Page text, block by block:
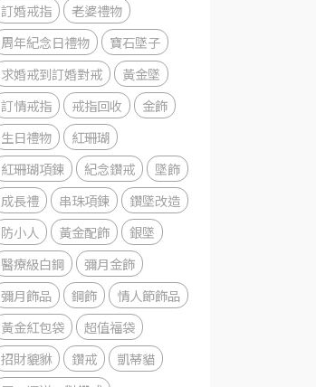
訂婚戒指
老婆禮物
周年紀念日禮物
寶石墜子
求婚戒到訂婚對戒
黃金墜
訂情戒指
戒指回收
金飾
生日禮物
紅珊瑚
紅珊瑚項鍊
紀念鑽戒
墜飾
成長禮
串珠項鍊
鑽墜改造
防小人
黃金配飾
銀墜
醫療級白鋼
彌月金飾
彌月飾品
鋼飾
情人節飾品
黃金紅包袋
超值福袋
招財貔貅
鑽戒
凱蒂貓